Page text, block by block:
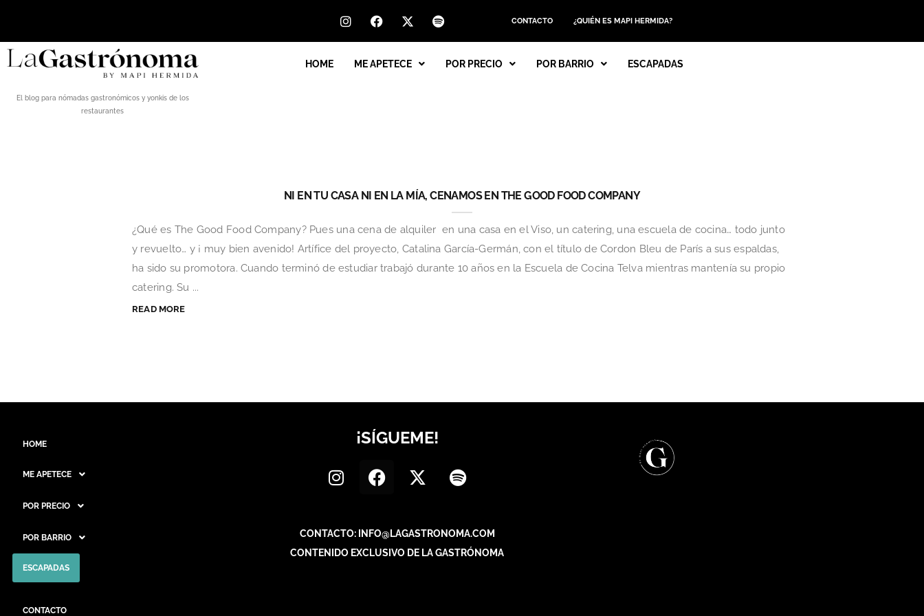
CONTACTO ¿QUIÉN ES MAPI HERMIDA?
El blog para nómadas gastronómicos y yonkis de los
restaurantes
HOME ME APETECE POR PRECIO POR BARRIO ESCAPADAS
NI EN TU CASA NI EN LA MÍA, CENAMOS EN THE GOOD FOOD COMPANY
¿Qué es The Good Food Company? Pues una cena de alquiler en una casa en el Viso, un catering, una escuela de cocina… todo junto
y revuelto… y ¡ muy bien avenido! Artífice del proyecto, Catalina García-Germán, con el título de Cordon Bleu de París a sus espaldas,
ha sido su promotora. Cuando terminó de estudiar trabajó durante 10 años en la Escuela de Cocina Telva mientras mantenía su propio
catering. Su ...
READ MORE
HOME
ME APETECE
POR PRECIO
POR BARRIO
ESCAPADAS
CONTACTO
¡SÍGUEME!
CONTACTO: INFO@LAGASTRONOMA.COM
CONTENIDO EXCLUSIVO DE LA GASTRÓNOMA